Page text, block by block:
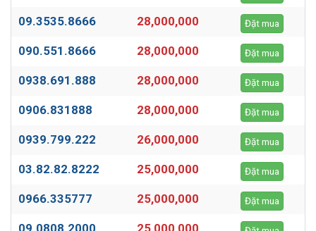
09.3535.8666 28,000,000 Đặt mua
090.551.8666 28,000,000 Đặt mua
0938.691.888 28,000,000 Đặt mua
0906.831888 28,000,000 Đặt mua
0939.799.222 26,000,000 Đặt mua
03.82.82.8222 25,000,000 Đặt mua
0966.335777 25,000,000 Đặt mua
09.0808.2000 25,000,000